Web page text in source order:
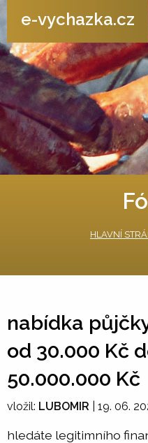
e-vychazka.cz
HLAVNÍ
nabídka
od 30.000 Kč
50.000.000 Kč
vložil: LUBOMIR 19. 06.
hledáte legitimního